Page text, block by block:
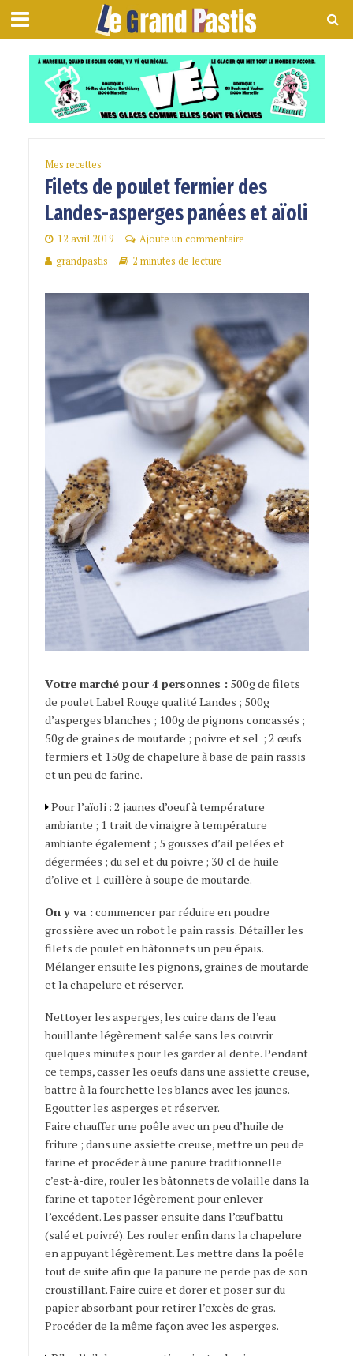
Mes recettes
Filets de poulet fermier des
Landes-asperges panées et aïoli
12 avril 2019
Ajoute un commentaire
grandpastis
2 minutes de lecture
Votre marché pour 4 personnes : 500g de filets
de poulet Label Rouge qualité Landes ; 500g
d’asperges blanches ; 100g de pignons concassés ;
50g de graines de moutarde ; poivre et sel ; 2 œufs
fermiers et 150g de chapelure à base de pain rassis
et un peu de farine.
Pour l’aïoli : 2 jaunes d’oeuf à température
ambiante ; 1 trait de vinaigre à température
ambiante également ; 5 gousses d’ail pelées et
dégermées ; du sel et du poivre ; 30 cl de huile
d’olive et 1 cuillère à soupe de moutarde.
On y va : commencer par réduire en poudre
grossière avec un robot le pain rassis. Détailler les
filets de poulet en bâtonnets un peu épais.
Mélanger ensuite les pignons, graines de moutarde
et la chapelure et réserver.
Nettoyer les asperges, les cuire dans de l’eau
bouillante légèrement salée sans les couvrir
quelques minutes pour les garder al dente. Pendant
ce temps, casser les oeufs dans une assiette creuse,
battre à la fourchette les blancs avec les jaunes.
Egoutter les asperges et réserver.
Faire chauffer une poêle avec un peu d’huile de
friture ; dans une assiette creuse, mettre un peu de
farine et procéder à une panure traditionnelle
c’est-à-dire, rouler les bâtonnets de volaille dans la
farine et tapoter légèrement pour enlever
l’excédent. Les passer ensuite dans l’œuf battu
(salé et poivré). Les rouler enfin dans la chapelure
en appuyant légèrement. Les mettre dans la poêle
tout de suite afin que la panure ne perde pas de son
croustillant. Faire cuire et dorer et poser sur du
papier absorbant pour retirer l’excès de gras.
Procéder de la même façon avec les asperges.